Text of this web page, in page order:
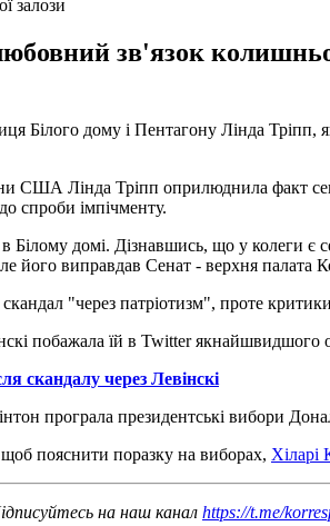
залози
зв'язок
Білого дому і Пентагону Лінда
США Лінда Тріпп оприлюднила факт
спроби імпічменту.
Білому домі. Дізнавшись, що у колеги є
його виправдав Сенат - верхня
"через патріотизм", проте
побажала їй в Twitter якнайшвидшого
скандалу через Левінскі
програла президентські вибори
пояснити поразку на виборах, Хіларі
на наш канал https://t.me/